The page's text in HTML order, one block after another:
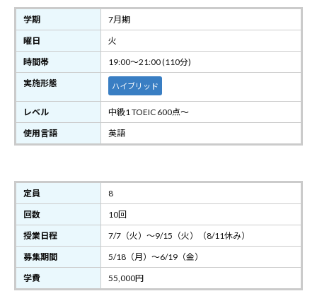
学期
7月期
曜日
火
時間帯
19:00～21:00 (110分)
実施形態
ハイブリッド
レベル
中級1 TOEIC 600点～
使用言語
英語
定員
8
回数
10回
授業日程
7/7（火）～9/15（火）（8/11休み）
募集期間
5/18（月）～6/19（金）
学費
55,000円